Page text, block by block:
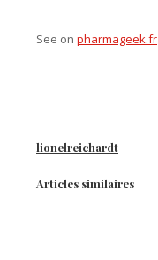
See on pharmageek.fr
lionelreichardt
Articles similaires